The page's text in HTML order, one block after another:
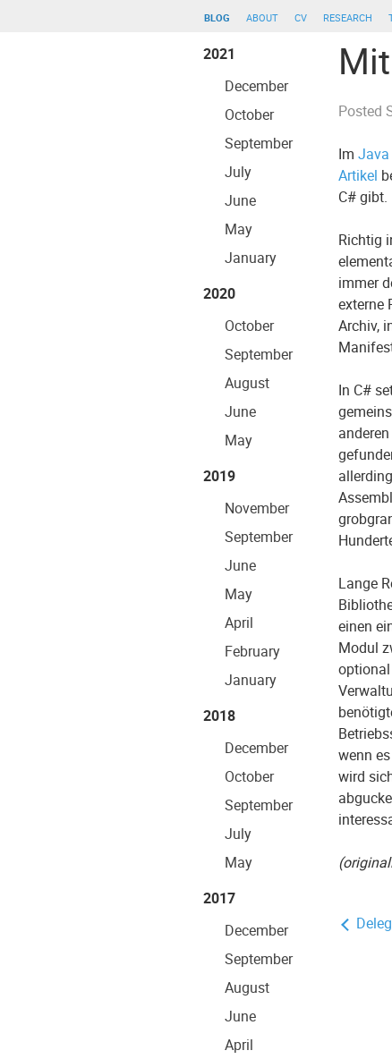
blog about cv research
2021
December
October
September
July
June
May
January
2020
October
September
August
June
May
2019
November
September
June
May
April
February
January
2018
December
October
September
July
May
2017
December
September
August
June
April
Posted
Im Java
Artikel
C# gibt.
Richtig
immer
externe
Archiv,
In C#
Lange
einen
Modul
optional
wenn
wird